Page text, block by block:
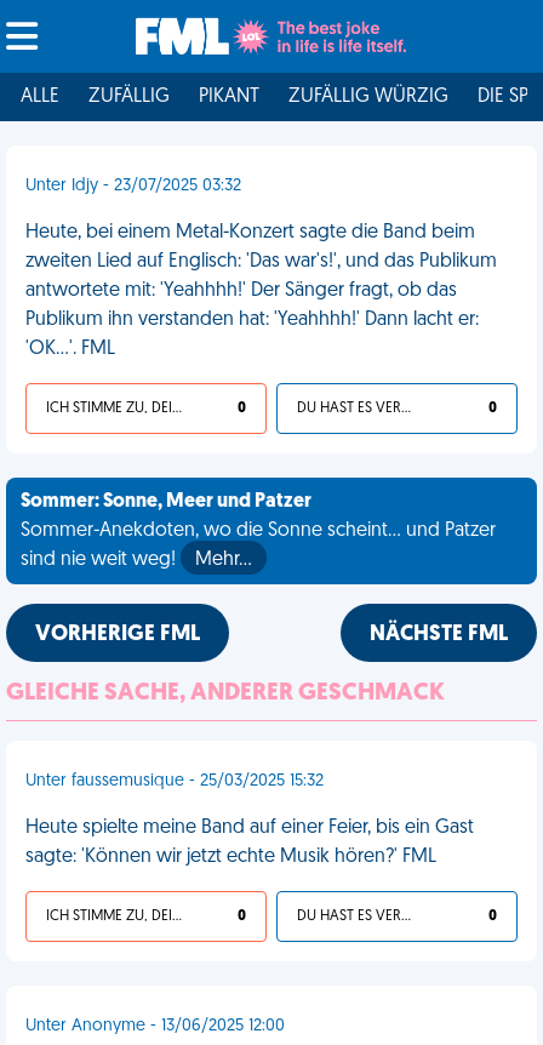
ALLE ZUFÄLLIG PIKANT ZUFÄLLIG WÜRZIG DIE
Unter Idjy - 23/07/2025 03:32
Heute, bei einem Metal-Konzert sagte die Band beim
zweiten Lied auf Englisch: 'Das war's!', und das Publikum
antwortete mit: 'Yeahhhh!' Der Sänger fragt, ob das
Publikum ihn verstanden hat: 'Yeahhhh!' Dann lacht er:
'OK…'. FML
ICH STIMME ZU, DEIN LEBEN IST SCHEISSE 0 DU HAST ES VERDIENT 0
Sommer: Sonne, Meer und Patzer
Sommer-Anekdoten, wo die Sonne scheint... und Patzer
sind nie weit weg!
Mehr…
VORHERIGE FML NÄCHSTE FML
GLEICHE SACHE, ANDERER GESCHMACK
Unter faussemusique - 25/03/2025 15:32
Heute spielte meine Band auf einer Feier, bis ein Gast
sagte: 'Können wir jetzt echte Musik hören?' FML
ICH STIMME ZU, DEIN LEBEN IST SCHEISSE 0 DU HAST ES VERDIENT 0
Unter Anonyme - 13/06/2025 12:00